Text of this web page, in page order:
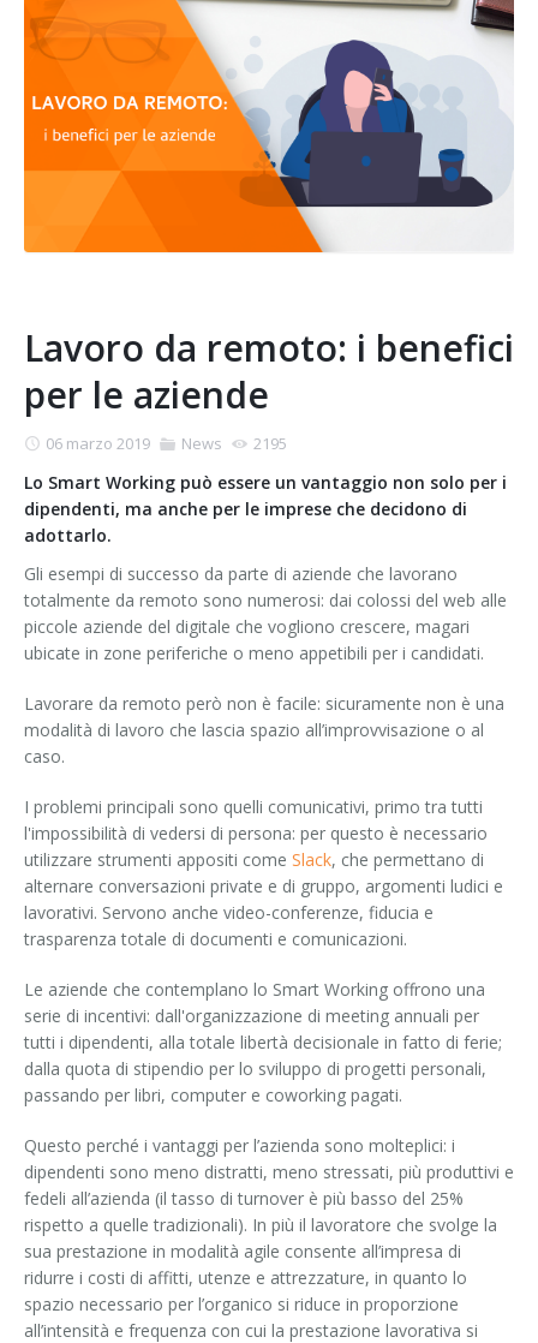
Lavoro da remoto: i benefici
per le aziende
06 marzo 2019 News 2195
Lo Smart Working può essere un vantaggio non solo per i
dipendenti, ma anche per le imprese che decidono di
adottarlo.
Gli esempi di successo da parte di aziende che lavorano
totalmente da remoto sono numerosi: dai colossi del web alle
piccole aziende del digitale che vogliono crescere, magari
ubicate in zone periferiche o meno appetibili per i candidati.
Lavorare da remoto però non è facile: sicuramente non è una
modalità di lavoro che lascia spazio all’improvvisazione o al
caso.
I problemi principali sono quelli comunicativi, primo tra tutti
l'impossibilità di vedersi di persona: per questo è necessario
utilizzare strumenti appositi come Slack, che permettano di
alternare conversazioni private e di gruppo, argomenti ludici e
lavorativi. Servono anche video-conferenze, fiducia e
trasparenza totale di documenti e comunicazioni.
Le aziende che contemplano lo Smart Working offrono una
serie di incentivi: dall'organizzazione di meeting annuali per
tutti i dipendenti, alla totale libertà decisionale in fatto di ferie;
dalla quota di stipendio per lo sviluppo di progetti personali,
passando per libri, computer e coworking pagati.
Questo perché i vantaggi per l’azienda sono molteplici: i
dipendenti sono meno distratti, meno stressati, più produttivi e
fedeli all’azienda (il tasso di turnover è più basso del 25%
rispetto a quelle tradizionali). In più il lavoratore che svolge la
sua prestazione in modalità agile consente all’impresa di
ridurre i costi di affitti, utenze e attrezzature, in quanto lo
spazio necessario per l’organico si riduce in proporzione
all’intensità e frequenza con cui la prestazione lavorativa si